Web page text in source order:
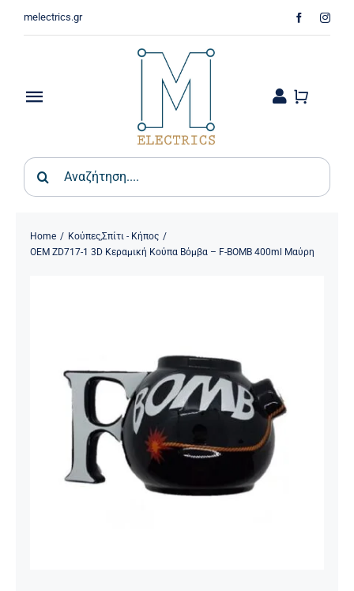
melectrics.gr
Search
for:
Toggle
Σπίτι – Κήπος
Φωτιστικά
Ηλεκτρολογικός Εξοπλισμός
Προσωπική Φροντίδα
Home Κούπες,Σπίτι - Κήπος
ΟΕΜ ZD717-1 3D Κεραμική Κούπα Βόμβα – F-BOMB 400ml Μαύρη